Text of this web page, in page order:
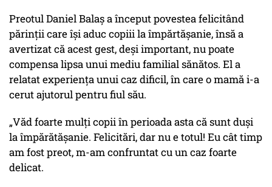
Preotul Daniel Balaș a început povestea felicitând
părinții care își aduc copiii la împărtășanie, însă a
avertizat că acest gest, deși important, nu poate
compensa lipsa unui mediu familial sănătos. El a
relatat experiența unui caz dificil, în care o mamă i-a
cerut ajutorul pentru fiul său.
„Văd foarte mulți copii în perioada asta că sunt duși
la împărătășanie. Felicitări, dar nu e totul! Eu cât timp
am fost preot, m-am confruntat cu un caz foarte
delicat.